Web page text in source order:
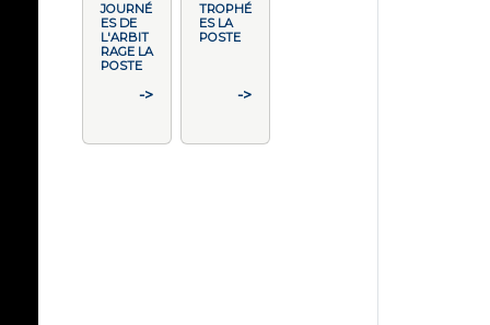
JOURNÉ
ES DE
L'ARBIT
RAGE LA
POSTE
->
TROPHÉ
ES LA
POSTE
->